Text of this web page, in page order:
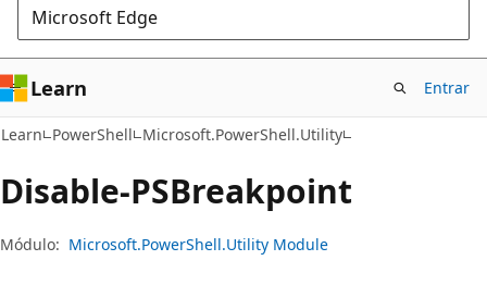
Microsoft Edge
Learn Entrar
Learn PowerShell Microsoft.PowerShell.Utility
Disable-PSBreakpoint
Módulo: Microsoft.PowerShell.Utility Module